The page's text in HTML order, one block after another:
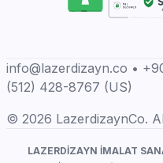
info@lazerdizayn.co •
(512) 428-8767 (US)
© 2026 LazerdizaynCo.
LAZERDİZAYN İMALAT